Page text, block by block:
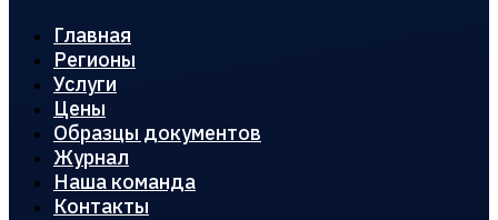
Главная
Регионы
Услуги
Цены
Образцы документов
Журнал
Наша команда
Контакты